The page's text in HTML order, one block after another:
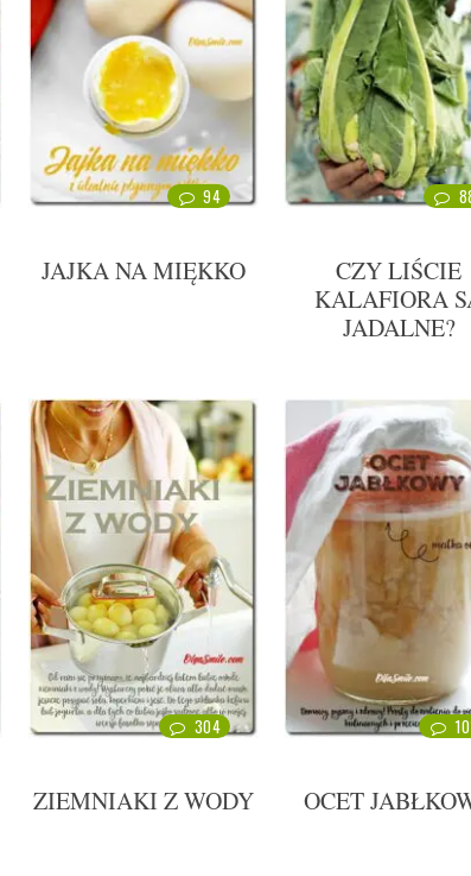
94
JAJKA NA MIĘKKO
CZY LIŚCIE
KALAFIORA
JADALNE?
304
ZIEMNIAKI Z WODY OCET